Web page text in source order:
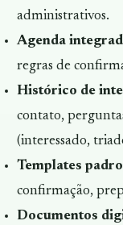
administrativos.
Agenda
regras de
Histórico de
contato,
(interessado,
Templates
confirmação,
Documentos